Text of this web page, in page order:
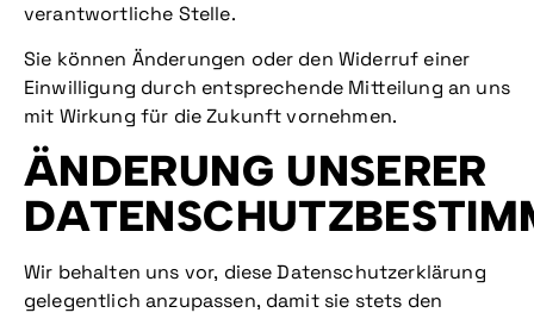
verantwortliche Stelle.
Sie können Änderungen oder den Widerruf einer
Einwilligung durch entsprechende Mitteilung an uns
mit Wirkung für die Zukunft vornehmen.
ÄNDERUNG UNSERER
Wir behalten uns vor, diese Datenschutzerklärung
gelegentlich anzupassen, damit sie stets den